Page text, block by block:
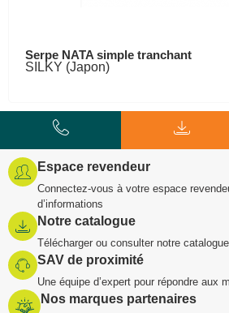
Serpe NATA simple tranchant
SILKY (Japon)
Espace revendeur
Connectez-vous à votre espace
d’informations
Notre catalogue
Télécharger ou consulter notre
SAV de proximité
Une équipe d’expert pour répondre aux
Nos marques partenaires